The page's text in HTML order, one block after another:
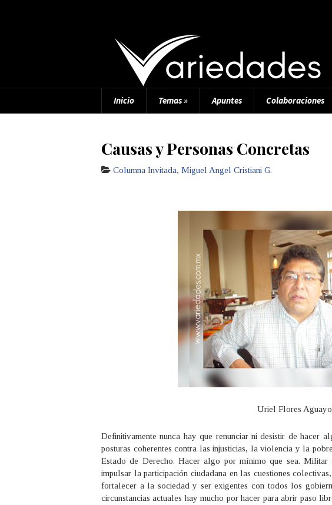
Inicio Temas» Apuntes Colaboraciones
Causas y Personas Concretas
Columna Invitada, Miguel Angel Cristiani G.
Uriel Flores Aguayo
Definitivamente nunca hay que renunciar ni desistir de hacer
posturas coherentes contra las injusticias, la violencia y la
Estado de Derecho. Hacer algo por mínimo que sea.
impulsar la participación ciudadana en las cuestiones
fortalecer a la sociedad y ser exigentes con todos los
circunstancias actuales hay mucho por hacer para abrir paso